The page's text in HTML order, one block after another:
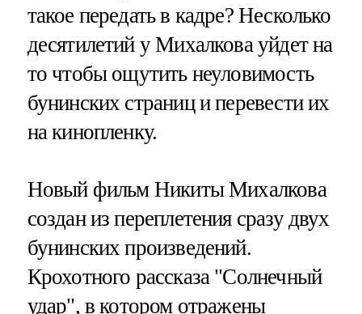
такое передать в кадре? Несколько
десятилетий у Михалкова уйдет на
то чтобы ощутить неуловимость
бунинских страниц и перевести их
на кинопленку.
Новый фильм Никиты Михалкова
создан из переплетения сразу двух
бунинских произведений.
Крохотного рассказа "Солнечный
удар", в котором отражены